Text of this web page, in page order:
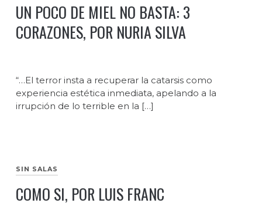
UN POCO DE MIEL NO BASTA: 3
CORAZONES, POR NURIA SILVA
“…El terror insta a recuperar la catarsis como
experiencia estética inmediata, apelando a la
irrupción de lo terrible en la […]
SIN SALAS
COMO SI, POR LUIS FRANC